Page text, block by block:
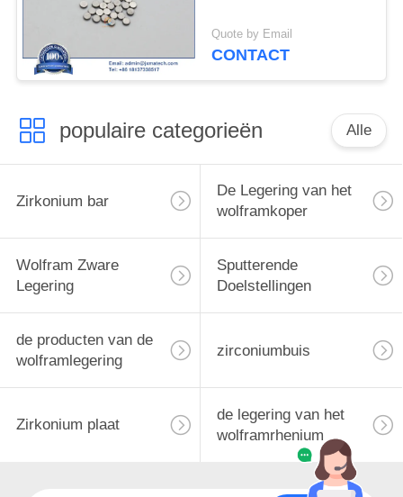
Quote by Email
CONTACT
populaire categorieën Alle
Zirkonium bar
De Legering van het
wolframkoper
Wolfram Zware
Legering
Sputterende
Doelstellingen
de producten van de
wolframlegering
zirconiumbuis
Zirkonium plaat
de legering van het
wolframrhenium